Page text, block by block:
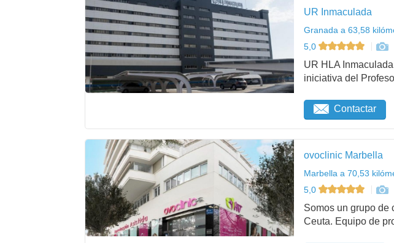
UR Inmaculada
Granada a 63,58
5,0
UR HLA
iniciativa del
Contactar
ovoclinic Marbella
Marbella a 70,53
5,0
Somos un grupo de
Ceuta. Equipo de